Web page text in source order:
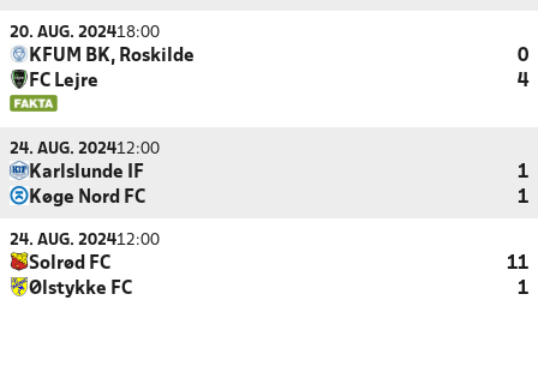
20. AUG. 202418:00
KFUM BK, Roskilde
0
FC Lejre
4
24. AUG. 202412:00
Karlslunde IF
1
Køge Nord FC
1
24. AUG. 202412:00
Solrød FC
11
Ølstykke FC
1